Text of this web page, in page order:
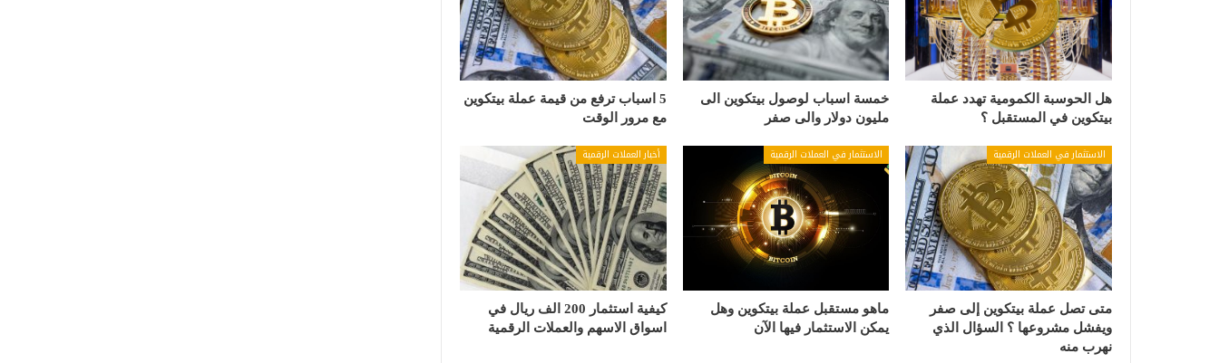
هل الحوسبة الكمومية تهدد عملة
بيتكوين في المستقبل ؟
خمسة اسباب لوصول بيتكوين الى
مليون دولار والى صفر
5 اسباب ترفع من قيمة عملة بيتكوين
مع مرور الوقت
الاستثمار في العملات الرقمية
متى تصل عملة بيتكوين إلى صفر
ويفشل مشروعها ؟ السؤال الذي
نهرب منه
الاستثمار في العملات الرقمية
ماهو مستقبل عملة بيتكوين وهل
يمكن الاستثمار فيها الآن
أخبار العملات الرقمية
كيفية استثمار 200 الف ريال في
اسواق الاسهم والعملات الرقمية